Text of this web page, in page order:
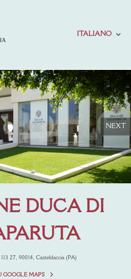
ITALIANO
NEXT
DUCA DI
27, 90014, Casteldaccia (PA)
GOOGLE MAPS